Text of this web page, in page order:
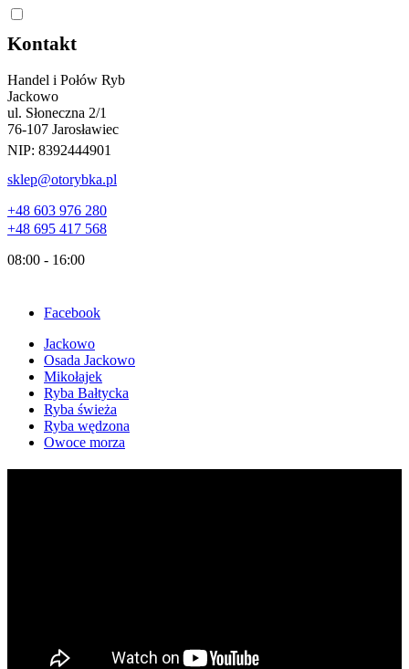
Kontakt
Handel i Połów Ryb
Jackowo
ul. Słoneczna 2/1
76-107 Jarosławiec
NIP: 8392444901
sklep@otorybka.pl
+48 603 976 280
+48 695 417 568
08:00 - 16:00
Facebook
Jackowo
Osada Jackowo
Mikołajek
Ryba Bałtycka
Ryba świeża
Ryba wędzona
Owoce morza